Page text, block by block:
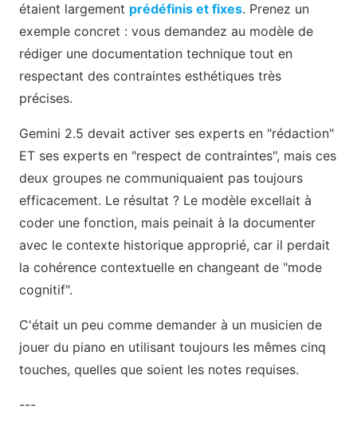
étaient largement prédéfinis et fixes. Prenez un
exemple concret : vous demandez au modèle de
rédiger une documentation technique tout en
respectant des contraintes esthétiques très
précises.
Gemini 2.5 devait activer ses experts en "rédaction"
ET ses experts en "respect de contraintes", mais ces
deux groupes ne communiquaient pas toujours
efficacement. Le résultat ? Le modèle excellait à
coder une fonction, mais peinait à la documenter
avec le contexte historique approprié, car il perdait
la cohérence contextuelle en changeant de "mode
cognitif".
C'était un peu comme demander à un musicien de
jouer du piano en utilisant toujours les mêmes cinq
touches, quelles que soient les notes requises.
---